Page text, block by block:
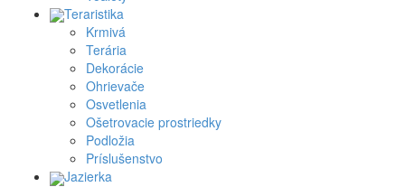
Teraristika
Krmivá
Terária
Dekorácie
Ohrievače
Osvetlenia
Ošetrovacie prostriedky
Podložia
Príslušenstvo
Jazierka